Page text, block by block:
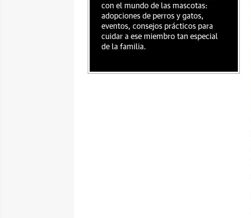
con el mundo de las mascotas:
adopciones de perros y gatos,
eventos, consejos prácticos para
cuidar a ese miembro tan especial
de la familia.